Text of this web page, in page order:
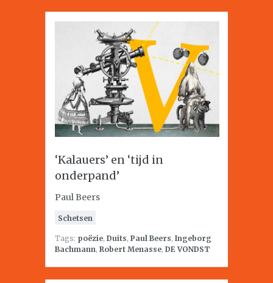
‘Kalauers’ en ‘tijd in
onderpand’
Paul Beers
Schetsen
Tags: poëzie, Duits, Paul Beers, Ingeborg
Bachmann, Robert Menasse, DE VONDST